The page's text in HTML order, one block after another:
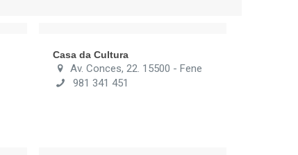
Casa da Cultura
Av. Conces, 22. 15500 - Fene
981 341 451